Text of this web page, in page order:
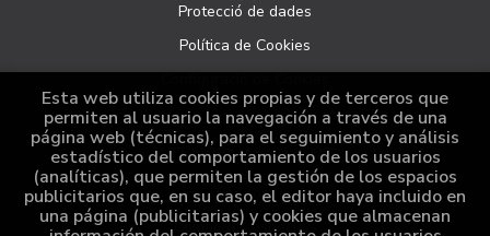
Protecció de dades
Política de Cookies
Configuració de Cookies
ATENCIÓ AL CLIENT
Qui som
Comandes especials
Esta web utiliza cookies propias y de terceros que
permiten al usuario la navegación a través de una
página web (técnicas), para el seguimiento y análisis
estadístico del comportamiento de los usuarios
(analíticas), que permiten la gestión de los espacios
publicitarios que, en su caso, el editor haya incluido en
una página (publicitarias) y cookies que almacenan